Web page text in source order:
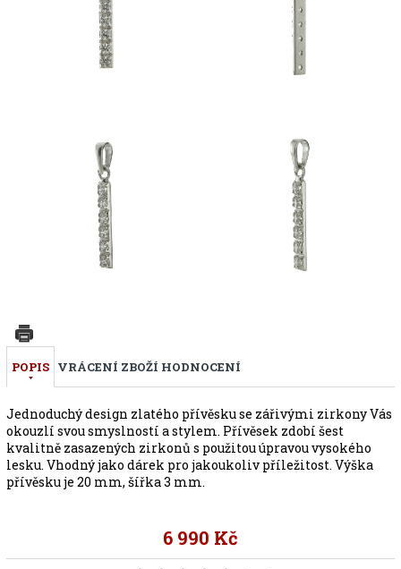
POPIS VRÁCENÍ ZBOŽÍ HODNOCENÍ
Jednoduchý design zlatého přívěsku se zářivými zirkony Vás
okouzlí svou smyslností a stylem. Přívěsek zdobí šest
kvalitně zasazených zirkonů s použitou úpravou vysokého
lesku. Vhodný jako dárek pro jakoukoliv příležitost. Výška
přívěsku je 20 mm, šířka 3 mm.
6 990 Kč